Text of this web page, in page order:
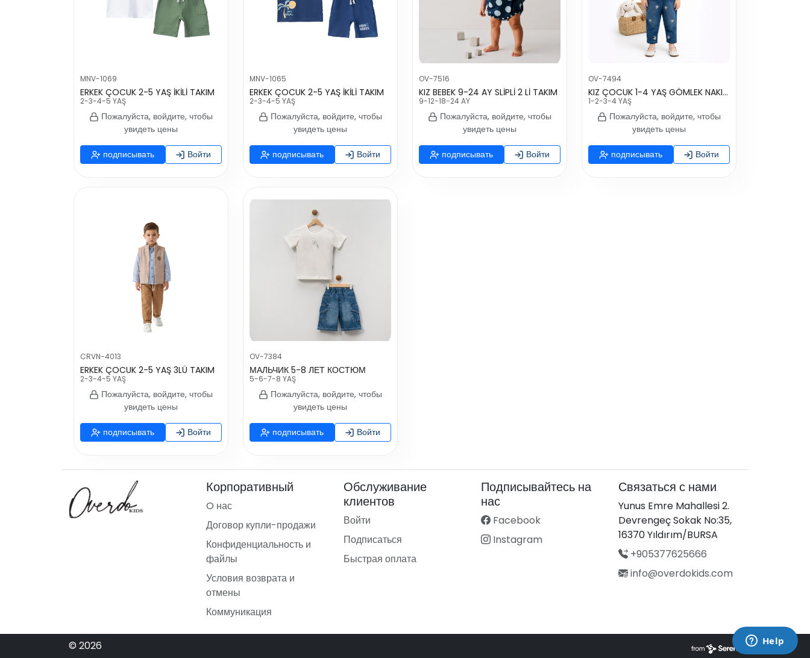
MNV-1069
ERKEK ÇOCUK 2-5 YAŞ İKİLİ TAKIM
2-3-4-5 YAŞ
Пожалуйста, войдите, чтобы
увидеть цены
подписывать Войти
MNV-1065
ERKEK ÇOCUK 2-5 YAŞ İKİLİ TAKIM
2-3-4-5 YAŞ
Пожалуйста, войдите, чтобы
увидеть цены
подписывать Войти
OV-7516
KIZ BEBEK 9-24 AY SLİPLİ 2 Lİ TAKIM
9-12-18-24 AY
Пожалуйста, войдите, чтобы
увидеть цены
подписывать Войти
OV-7494
KIZ ÇOCUK 1-4 YAŞ GÖMLEK NAKIŞLI SALOPET
1-2-3-4 YAŞ
Пожалуйста, войдите, чтобы
увидеть цены
подписывать Войти
CRVN-4013
ERKEK ÇOCUK 2-5 YAŞ 3LÜ TAKIM
2-3-4-5 YAŞ
Пожалуйста, войдите, чтобы
увидеть цены
подписывать Войти
OV-7384
МАЛЬЧИК 5-8 ЛЕТ КОСТЮМ
5-6-7-8 YAŞ
Пожалуйста, войдите, чтобы
увидеть цены
подписывать Войти
Корпоративный
O нас
Договор купли-продажи
Конфиденциальность и
файлы
Условия возврата и
отмены
Коммуникация
Обслуживание
клиентов
Войти
Подписаться
Быстрая оплата
Подписывайтесь на
нас
Facebook
Instagram
Связаться с нами
Yunus Emre Mahallesi 2.
Devrengeç Sokak No:35,
16370 Yıldırım/BURSA
+905377625666
info@overdokids.com
© 2026